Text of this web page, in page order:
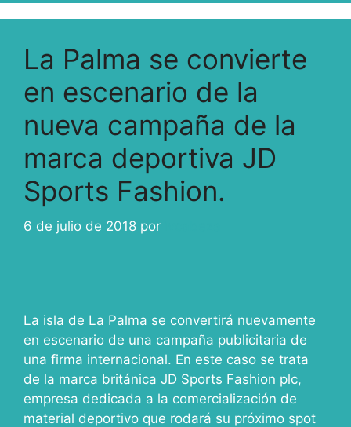
La Palma se convierte
en escenario de la
nueva campaña de la
marca deportiva JD
Sports Fashion.
6 de julio de 2018 por
La isla de La Palma se convertirá nuevamente
en escenario de una campaña publicitaria de
una firma internacional. En este caso se trata
de la marca británica JD Sports Fashion plc,
empresa dedicada a la comercialización de
material deportivo que rodará su próximo spot